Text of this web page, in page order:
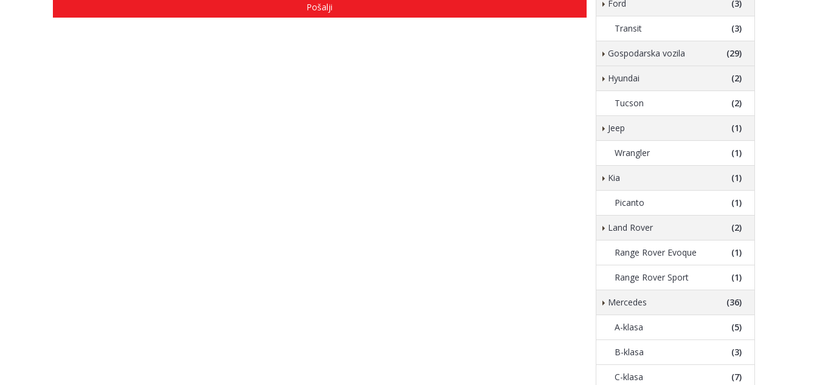
Ford (3)
Transit (3)
Gospodarska vozila (29)
Hyundai (2)
Tucson (2)
Jeep (1)
Wrangler (1)
Kia (1)
Picanto (1)
Land Rover (2)
Range Rover Evoque (1)
Range Rover Sport (1)
Mercedes (36)
A-klasa (5)
B-klasa (3)
C-klasa (7)